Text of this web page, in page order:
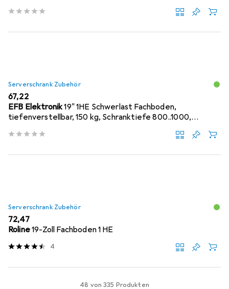
Serverschrank Zubehör
EUR
67,22
EFB Elektronik19" 1HE Schwerlast Fachboden,
tiefenverstellbar, 150 kg, Schranktiefe 800..1000,
Serverschrank Zubehör
EUR
72,47
Roline19-Zoll Fachboden 1 HE
4
48 von 335 Produkten